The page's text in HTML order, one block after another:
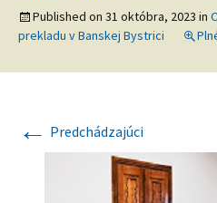
Published on 31 októbra, 2023 in
prekladu v Banskej Bystrici
← Predchádzajúci